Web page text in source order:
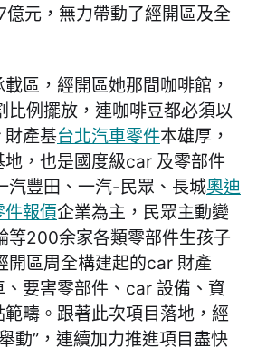
億元，無力帶動了經開區及全
區，經開區她那間咖啡館，
比例擺放，連咖啡豆都必須以
財產基台北汽車零件本雄厚，
，也是國度級car 及零部件
汽豐田、一汽-民眾、長城奧迪
件報價企業為主，民眾主動變
等200余家各類零部件生孩子
開區周全構建起的car 財產
、要害零部件、car 設備、資
範疇。跟著此次項目落地，經
動”，連續加力推進項目盡快